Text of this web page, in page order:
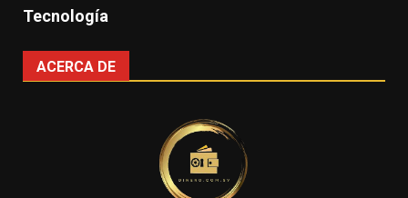
Tecnología
ACERCA DE